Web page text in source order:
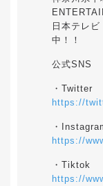
日本テレ
中！！
公式SNS
・Twitter
https://
・
https://
・Tiktok
https://